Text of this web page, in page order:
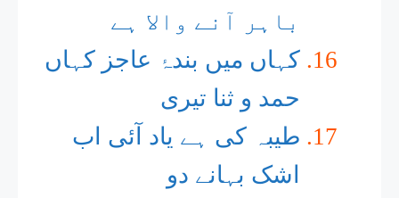
باہر آنے والا ہے
کہاں میں بندۂ عاجز کہاں
حمد و ثنا تیری
طیبہ کی ہے یاد آئی اب
اشک بہانے دو